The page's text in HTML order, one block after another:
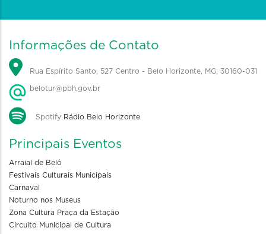
Informações de Contato
Rua Espírito Santo, 527 Centro - Belo Horizonte, MG, 30160-031
belotur@pbh.gov.br
Spotify Rádio Belo Horizonte
Principais Eventos
Arraial de Belô
Festivais Culturais Municipais
Carnaval
Noturno nos Museus
Zona Cultura Praça da Estação
Circuito Municipal de Cultura